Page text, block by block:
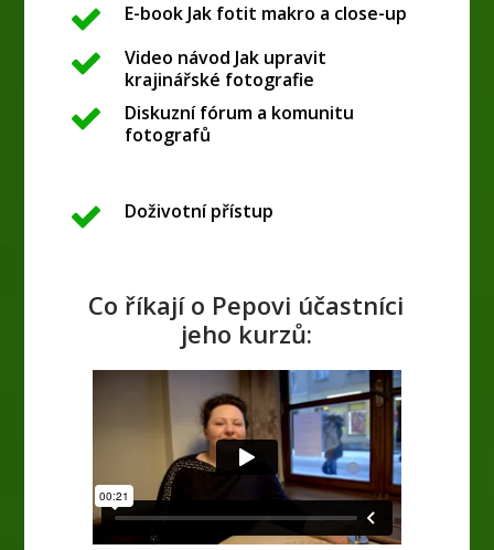
E-book Jak fotit makro a close-up
Video návod Jak upravit
krajinářské fotografie
Diskuzní fórum a komunitu
fotografů
Doživotní přístup
Co říkají o Pepovi účastníci
jeho kurzů: